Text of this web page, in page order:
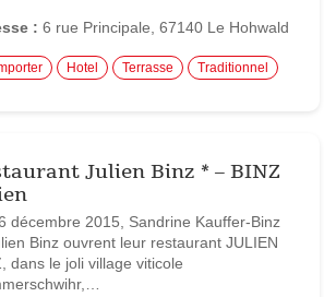
: 6 rue Principale, 67140 Le Hohwald
Hotel Terrasse Traditionnel
Julien Binz * – BINZ
décembre 2015, Sandrine Kauffer-Binz
Binz ouvrent leur restaurant JULIEN
dans le joli village viticole